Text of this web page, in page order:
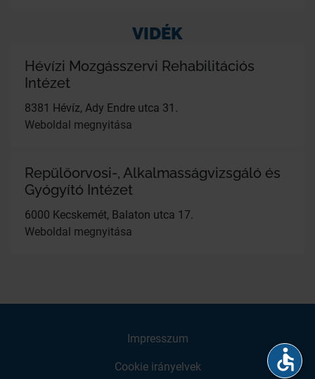
VIDÉK
Hévízi Mozgásszervi Rehabilitációs
Intézet
8381 Hévíz, Ady Endre utca 31.
Weboldal megnyitása
Repülőorvosi-, Alkalmasságvizsgáló és
Gyógyító Intézet
6000 Kecskemét, Balaton utca 17.
Weboldal megnyitása
Impresszum
Cookie irányelvek accessible